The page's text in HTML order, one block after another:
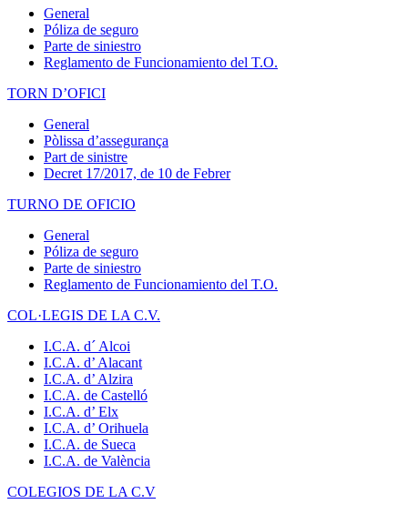
General
Póliza de seguro
Parte de siniestro
Reglamento de Funcionamiento del T.O.
TORN D’OFICI
General
Pòlissa d’assegurança
Part de sinistre
Decret 17/2017, de 10 de Febrer
TURNO DE OFICIO
General
Póliza de seguro
Parte de siniestro
Reglamento de Funcionamiento del T.O.
COL·LEGIS DE LA C.V.
I.C.A. d´ Alcoi
I.C.A. d’ Alacant
I.C.A. d’ Alzira
I.C.A. de Castelló
I.C.A. d’ Elx
I.C.A. d’ Orihuela
I.C.A. de Sueca
I.C.A. de València
COLEGIOS DE LA C.V